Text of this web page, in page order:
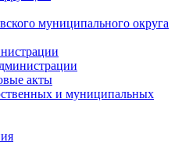
муниципального округа
акты
и муниципальных